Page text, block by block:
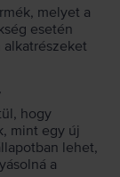
melyet a
esetén
hogy
mint egy új
lehet,
a